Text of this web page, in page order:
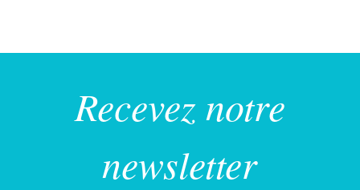
Recevez notre
newsletter